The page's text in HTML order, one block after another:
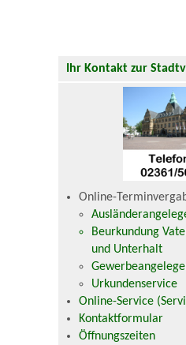
Ihr Kontakt zur
Online-
Beurkundung
und Unterhalt
Urkundenservice
Online-Service
Kontaktformular
Öffnungszeiten